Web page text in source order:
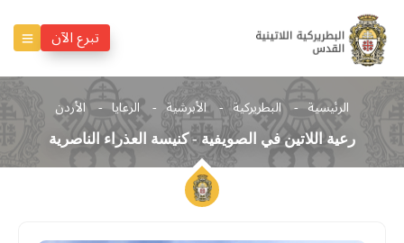
تبرع الآن
الرئيسية البطريركية الأبرشية الرعايا الأردن
رعية اللاتين في الصويفية - كنيسة العذراء الناصرية